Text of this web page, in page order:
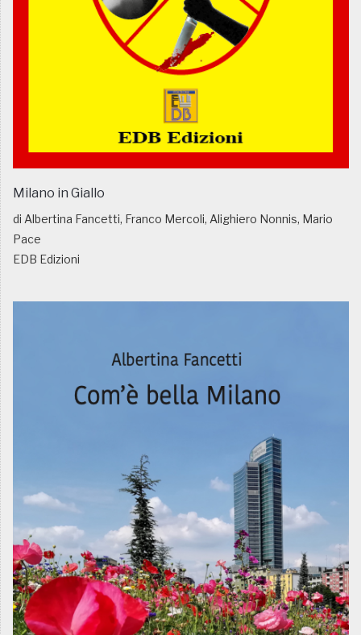
Milano in Giallo
di Albertina Fancetti, Franco Mercoli, Alighiero Nonnis, Mario
Pace
EDB Edizioni